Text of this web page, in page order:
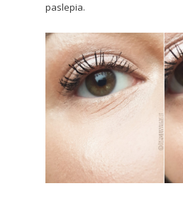
paslepia.